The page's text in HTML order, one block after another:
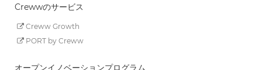
Crewwのサービス
Creww Growth
PORT by Creww
オープンイノベーションプログラム